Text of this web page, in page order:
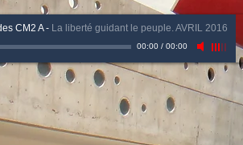
CM2 A- La liberté guidant le peuple. AVRIL 2016
00:00/ 00:00